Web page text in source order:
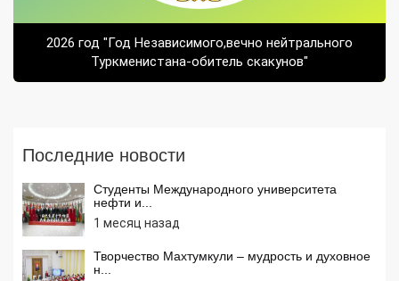
2026 год "Год Независимого,вечно нейтрального
Туркменистана-обитель скакунов"
Последние новости
Студенты Международного университета
нефти и...
1 месяц назад
Творчество Махтумкули – мудрость и духовное
н...